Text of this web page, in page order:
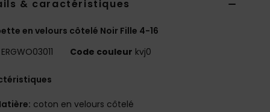
& caractéristiques
en velours côtelé Noir Fille 4-16
ERGWO03011 Code couleur kvj0
coton en velours côtelé